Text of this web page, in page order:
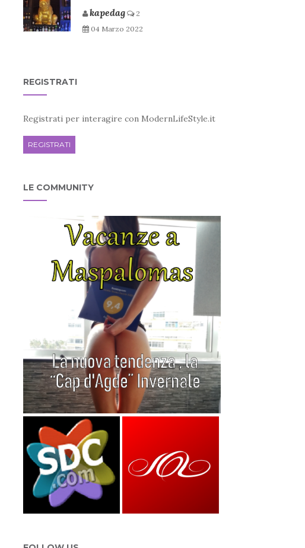
kapedag
2
04 Marzo 2022
REGISTRATI
Registrati per interagire con ModernLifeStyle.it
REGISTRATI
LE COMMUNITY